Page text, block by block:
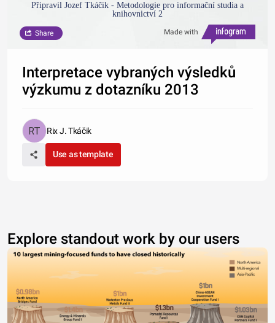
Připravil Jozef Tkáčik - Metodologie pro informační studia a
knihovnictví 2
Made with
Share
Interpretace vybraných výsledků
výzkumu z dotazníku 2013
Rix J. Tkáčik
Use as template
Explore standout work by our users